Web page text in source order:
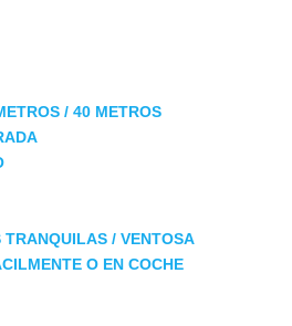
/ 40 METROS
TRANQUILAS / VENTOSA
O EN COCHE